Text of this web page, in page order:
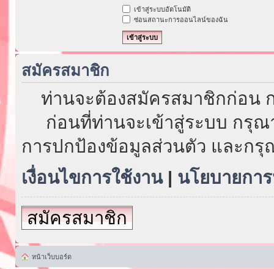
เข้าสู่ระบบอัตโนมัติ
ซ่อนสถานะการออนไลน์ของฉัน
สมัครสมาชิก
ท่านจะต้องสมัครสมาชิกก่อน
ก่อนที่ท่านจะเข้าสู่ระบบ กรุณ
การปกป้องข้อมูลส่วนตัว และก
เงื่อนไขการใช้งาน| นโยบายกา
สมัครสมาชิก
หน้าเว็บบอร์ด